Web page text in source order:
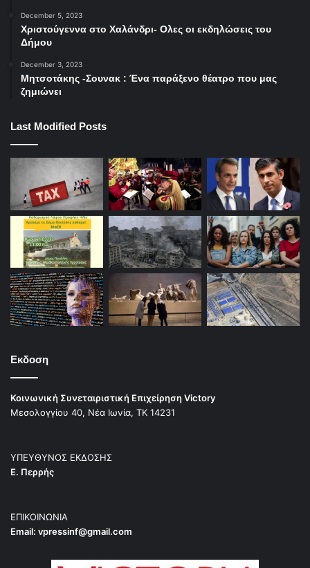
December 5, 2023
Χριστούγεννα στο Χαλάνδρι- Ολες οι εκδηλώσεις του
Δήμου
December 3, 2023
Μητσοτάκης -Σουνακ : Ένα παράξενο θέατρο που μας
ζημιώνει
Last Modified Posts
Εκδοση
Κοινωνική Συνεταιριστική Επιχείρηση Victory
Μεσολογγίου 40, Νέα Ιωνία, ΤΚ 14231
ΥΠΕΥΘΥΝΟΣ ΕΚΔΟΣΗΣ
Ε. Περρής
ΕΠΙΚΟΙΝΩΝΙΑ
Email: vpressinf@gmail.com